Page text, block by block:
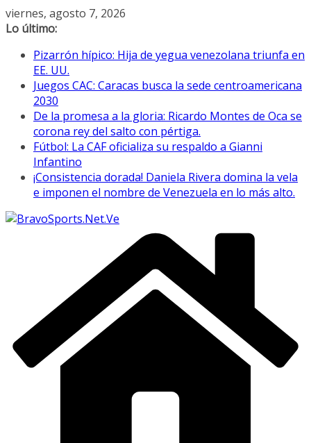
Saltar
al
viernes, agosto 7, 2026
Lo último:
Pizarrón hípico: Hija de yegua venezolana triunfa en
EE. UU.
Juegos CAC: Caracas busca la sede centroamericana
2030
De la promesa a la gloria: Ricardo Montes de Oca se
corona rey del salto con pértiga.
Fútbol: La CAF oficializa su respaldo a Gianni
Infantino
¡Consistencia dorada! Daniela Rivera domina la vela
e imponen el nombre de Venezuela en lo más alto.